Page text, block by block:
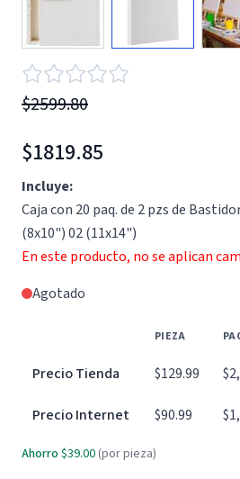
$2599.80
$1819.85
Incluye:
Caja con 20 paq. de 2 pzs de
(8x10") 02 (11x14")
En este producto, no se aplican
Agotado
PIEZA
Precio Tienda $129.99
Precio Internet $90.99
Ahorro $39.00 (por pieza)